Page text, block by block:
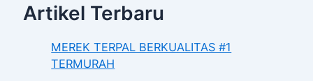
Artikel Terbaru
MEREK TERPAL BERKUALITAS #1
TERMURAH